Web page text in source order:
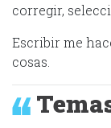
corregir,
Escribir me
cosas.